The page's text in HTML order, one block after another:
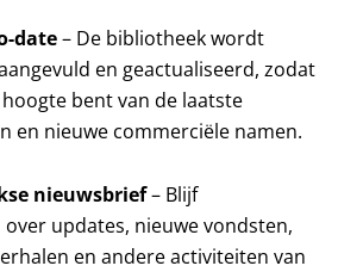
date– De bibliotheek wordt
en geactualiseerd, zodat
bent van de laatste
en nieuwe commerciële namen.
nieuwsbrief– Blijf
updates, nieuwe vondsten,
en andere activiteiten van